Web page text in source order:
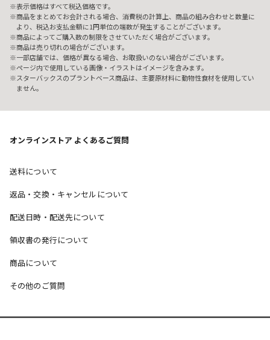
表示価格はすべて税込価格です。
商品をまとめてお会計される場合、消費税の計算上、商品の組み合わせと数量に
より、税込お支払金額に1円単位の端数が発生することがございます。
商品によってご購入数の制限をさせていただく場合がございます。
商品は売り切れの場合がございます。
一部店舗では、価格が異なる場合、お取扱いのない場合がございます。
ページ内で使用している画像・イラストはイメージを含みます。
スターバックスのプラントベース商品は、主要原材料に動物性食材を使用してい
ません。
オンラインストア よくあるご質問
送料について
返品・交換・キャンセルについて
配送日時・配送先について
領収書の発行について
商品について
その他のご質問